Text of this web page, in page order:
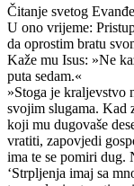
Čitanje svetog
U ono vrijeme:
da oprostim bratu
Kaže mu Isus: »Ne
puta sedam.«
»Stoga je kraljevstvo
svojim slugama. Kad
koji mu dugovaše
vratiti, zapovjedi
ima te se pomiri dug.
‘Strpljenja imaj sa